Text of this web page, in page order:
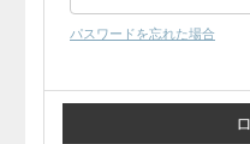
パスワードを忘れた場合